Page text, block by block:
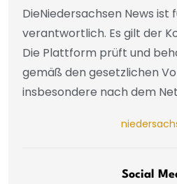
DieNiedersachsen News ist
verantwortlich. Es gilt der
Die Plattform prüft und
gemäß den gesetzlichen
insbesondere nach dem
Social